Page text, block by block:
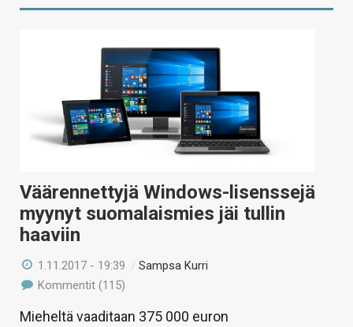
Väärennettyjä Windows-lisenssejä
myynyt suomalaismies jäi tullin
haaviin
1.11.2017 - 19:39 /Sampsa Kurri
Kommentit (115)
Mieheltä vaaditaan 375 000 euron